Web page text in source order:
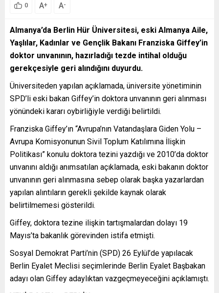
0 A+ A-
Almanya’da Berlin Hür Üniversitesi, eski Almanya Aile,
Yaşlılar, Kadınlar ve Gençlik Bakanı Franziska Giffey’in
doktor unvanının, hazırladığı tezde intihal olduğu
gerekçesiyle geri alındığını duyurdu.
Üniversiteden yapılan açıklamada, üniversite yönetiminin
SPD’li eski bakan Giffey’in doktora unvanının geri alınması
yönündeki kararı oybirliğiyle verdiği belirtildi.
Franziska Giffey’ın “Avrupa’nın Vatandaşlara Giden Yolu –
Avrupa Komisyonunun Sivil Toplum Katılımına İlişkin
Politikası” konulu doktora tezini yazdığı ve 2010’da doktor
unvanını aldığı anımsatılan açıklamada, eski bakanın doktor
unvanının geri alınmasına sebep olarak başka yazarlardan
yapılan alıntıların gerekli şekilde kaynak olarak
belirtilmemesi gösterildi.
Giffey, doktora tezine ilişkin tartışmalardan dolayı 19
Mayıs’ta bakanlık görevinden istifa etmişti.
Sosyal Demokrat Parti’nin (SPD) 26 Eylül’de yapılacak
Berlin Eyalet Meclisi seçimlerinde Berlin Eyalet Başbakan
adayı olan Giffey adaylıktan vazgeçmeyeceğini açıklamıştı.